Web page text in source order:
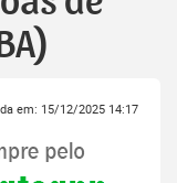
em: 15/12/2025 14:17